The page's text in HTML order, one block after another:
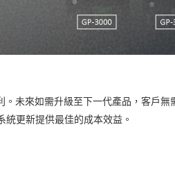
未來如需升級至下一代產品，客戶無
更新提供最佳的成本效益。